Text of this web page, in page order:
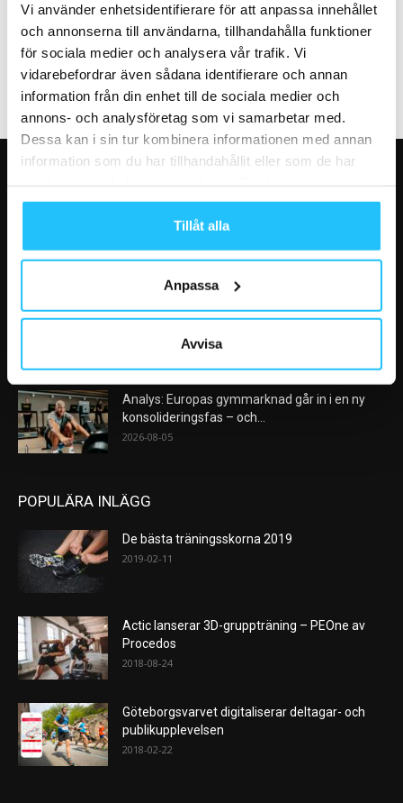
Vi använder enhetsidentifierare för att anpassa innehållet
och annonserna till användarna, tillhandahålla funktioner
för sociala medier och analysera vår trafik. Vi
vidarebefordrar även sådana identifierare och annan
information från din enhet till de sociala medier och
annons- och analysföretag som vi samarbetar med.
Dessa kan i sin tur kombinera informationen med annan
information som du har tillhandahållit eller som de har
Tillåt alla
Anpassa
Avvisa
Peloton Commercial och blir
exklusiv återförsäljare av...
svenska marknaden – söker
franchisetagare
VÅRA FAVORITER
Nike satsar på hybridträning när Hyrox formar
2026-08-07
AI kommer aldrig kunna ersätta en frukost
Analys: Europas gymmarknad går in i en ny
konsolideringsfas – och...
2026-08-05
POPULÄRA INLÄGG
De bästa träningsskorna 2019
2019-02-11
Actic lanserar 3D-gruppträning – PEOne av
Procedos
2018-08-24
Göteborgsvarvet digitaliserar deltagar- och
publikupplevelsen
2018-02-22